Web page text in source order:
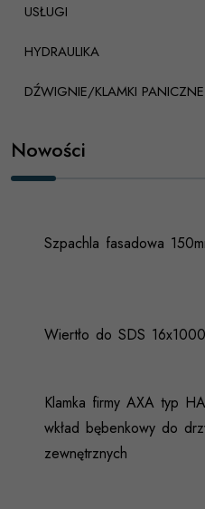
USŁUGI
HYDRAULIKA
DŹWIGNIE/KLAMKI PANICZNE
Nowości
Szpachla fasadowa
Wiertło do SDS
Klamka firmy AXA typ
wkład bębenkowy do
zewnętrznych